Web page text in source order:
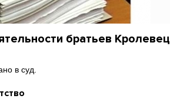
братьев Кролевец
в суд.